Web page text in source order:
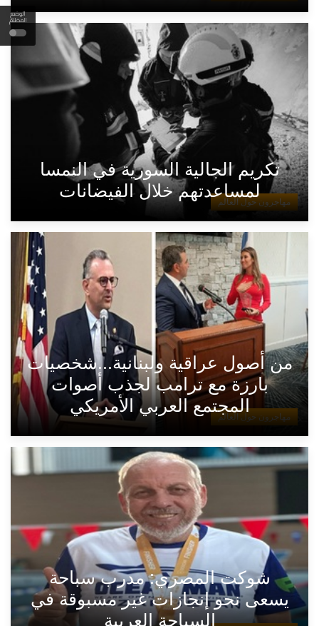
الوضع
المظلم
مهاجرون حول العالم
تكريم الجالية السورية في النمسا
لمساعدتهم خلال الفيضانات
مهاجرون حول العالم
من أصول عراقية ولبنانية...شخصيات
بارزة مع ترامب لجذب أصوات
المجتمع العربي الأمريكي
شوكت المصري: مدرب سباحة
يسعى نحو إنجازات غير مسبوقة في
السباحة العربية